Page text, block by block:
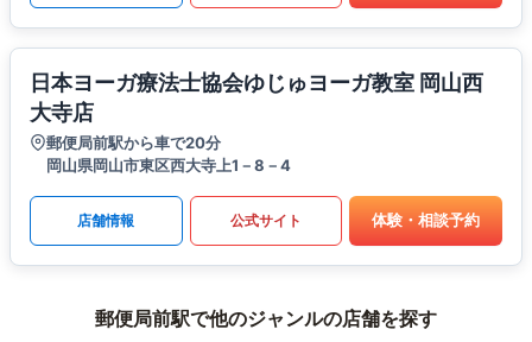
日本ヨーガ療法士協会ゆじゅヨーガ教室 岡山西
大寺店
郵便局前駅から車で20分
岡山県岡山市東区西大寺上1－8－4
店舗情報 公式サイト 体験・相談予約
郵便局前駅で他のジャンルの店舗を探す